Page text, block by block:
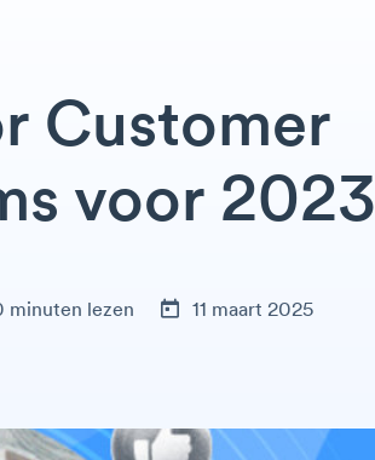
Customer
voor 2023
minuten lezen 11 maart 2025